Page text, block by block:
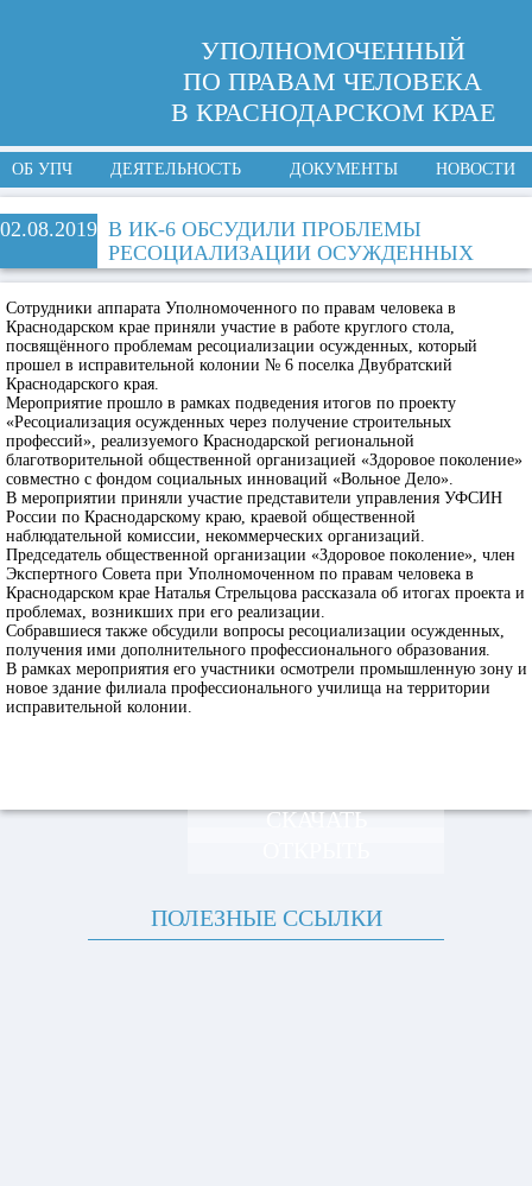
УПОЛНОМОЧЕННЫЙ
ПО ПРАВАМ ЧЕЛОВЕКА
В КРАСНОДАРСКОМ КРАЕ
ОБ УПЧ ДЕЯТЕЛЬНОСТЬ ДОКУМЕНТЫ НОВОСТИ
02.08.2019 В ИК-6 ОБСУДИЛИ ПРОБЛЕМЫ
РЕСОЦИАЛИЗАЦИИ ОСУЖДЕННЫХ
Сотрудники аппарата Уполномоченного по правам человека в
Краснодарском крае приняли участие в работе круглого стола,
посвящённого проблемам ресоциализации осужденных, который
прошел в исправительной колонии № 6 поселка Двубратский
Краснодарского края.
Мероприятие прошло в рамках подведения итогов по проекту
«Ресоциализация осужденных через получение строительных
профессий», реализуемого Краснодарской региональной
благотворительной общественной организацией «Здоровое поколение»
совместно с фондом социальных инноваций «Вольное Дело».
В мероприятии приняли участие представители управления УФСИН
России по Краснодарскому краю, краевой общественной
наблюдательной комиссии, некоммерческих организаций.
Председатель общественной организации «Здоровое поколение», член
Экспертного Совета при Уполномоченном по правам человека в
Краснодарском крае Наталья Стрельцова рассказала об итогах проекта и
проблемах, возникших при его реализации.
Собравшиеся также обсудили вопросы ресоциализации осужденных,
получения ими дополнительного профессионального образования.
В рамках мероприятия его участники осмотрели промышленную зону и
новое здание филиала профессионального училища на территории
исправительной колонии.
СКАЧАТЬ
ПОЛЕЗНЫЕ ССЫЛКИ